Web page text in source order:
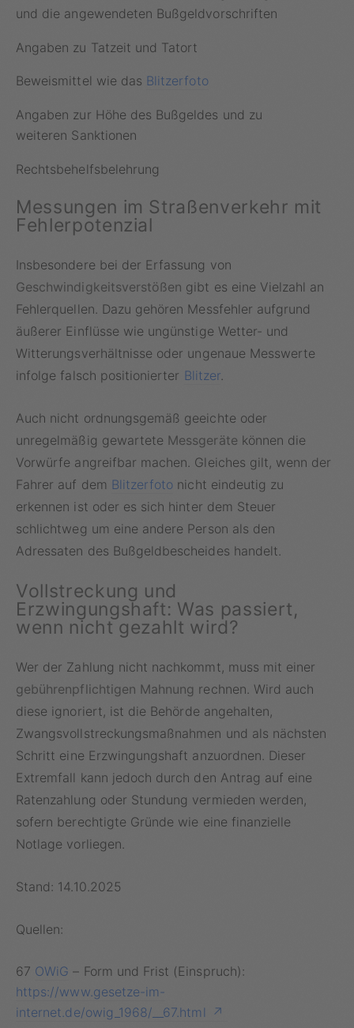
und die angewendeten Bußgeldvorschriften
Angaben zu Tatzeit und Tatort
Beweismittel wie das Blitzerfoto
Angaben zur Höhe des Bußgeldes und zu
weiteren Sanktionen
Rechtsbehelfsbelehrung
Messungen im Straßenverkehr mit
Fehlerpotenzial
Insbesondere bei der Erfassung von
Geschwindigkeitsverstößen gibt es eine Vielzahl an
Fehlerquellen. Dazu gehören Messfehler aufgrund
äußerer Einflüsse wie ungünstige Wetter- und
Witterungsverhältnisse oder ungenaue Messwerte
infolge falsch positionierter Blitzer.
Auch nicht ordnungsgemäß geeichte oder
unregelmäßig gewartete Messgeräte können die
Vorwürfe angreifbar machen. Gleiches gilt, wenn der
Fahrer auf dem Blitzerfoto nicht eindeutig zu
erkennen ist oder es sich hinter dem Steuer
schlichtweg um eine andere Person als den
Adressaten des Bußgeldbescheides handelt.
Vollstreckung und
Erzwingungshaft: Was passiert,
wenn nicht gezahlt wird?
Wer der Zahlung nicht nachkommt, muss mit einer
gebührenpflichtigen Mahnung rechnen. Wird auch
diese ignoriert, ist die Behörde angehalten,
Zwangsvollstreckungsmaßnahmen und als nächsten
Schritt eine Erzwingungshaft anzuordnen. Dieser
Extremfall kann jedoch durch den Antrag auf eine
Ratenzahlung oder Stundung vermieden werden,
sofern berechtigte Gründe wie eine finanzielle
Notlage vorliegen.
Stand: 14.10.2025
Quellen:
67 OWiG – Form und Frist (Einspruch):
https://www.gesetze-im-
internet.de/owig_1968/__67.html